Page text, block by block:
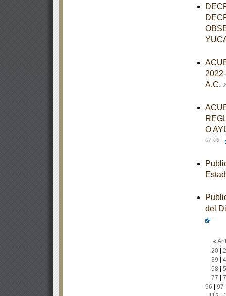
A.C.
O
07-06
del
«
20|
39
58
77
96
97